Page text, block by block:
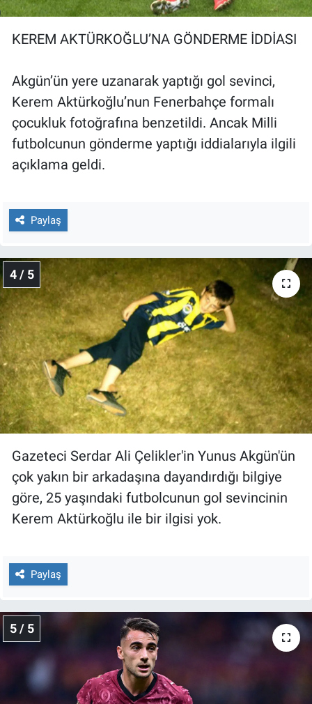
KEREM AKTÜRKOĞLU’NA GÖNDERME İDDİASI
Akgün’ün yere uzanarak yaptığı gol sevinci,
Kerem Aktürkoğlu’nun Fenerbahçe formalı
çocukluk fotoğrafına benzetildi. Ancak Milli
futbolcunun gönderme yaptığı iddialarıyla ilgili
açıklama geldi.
Paylaş
4 / 5
Gazeteci Serdar Ali Çelikler'in Yunus Akgün'ün
çok yakın bir arkadaşına dayandırdığı bilgiye
göre, 25 yaşındaki futbolcunun gol sevincinin
Kerem Aktürkoğlu ile bir ilgisi yok.
Paylaş
5 / 5